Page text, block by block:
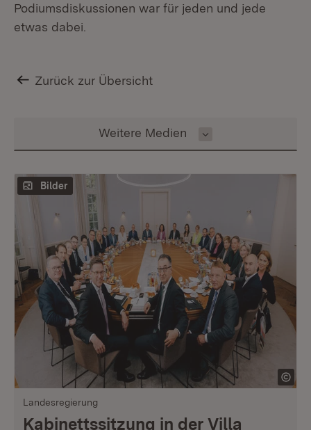
Podiumsdiskussionen war für jeden und jede
etwas dabei.
Zurück zur Übersicht
Inhalt auswählen
Weitere Medien
Bilder
Landesregierung
Kabinettssitzung in der Villa